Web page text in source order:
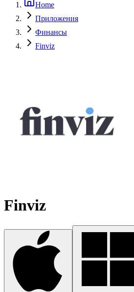
Home
Приложения
Финансы
Finviz
Finviz